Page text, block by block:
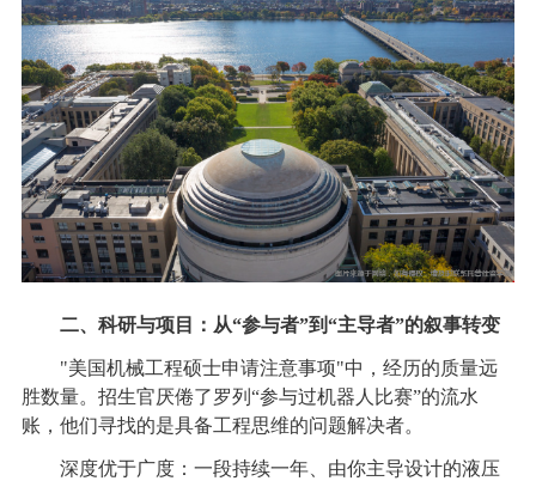
二、科研与项目：从“参与者”到“主导者”的叙事转变
"美国机械工程硕士申请注意事项"中，经历的质量远
胜数量。招生官厌倦了罗列“参与过机器人比赛”的流水
账，他们寻找的是具备工程思维的问题解决者。
深度优于广度：一段持续一年、由你主导设计的液压